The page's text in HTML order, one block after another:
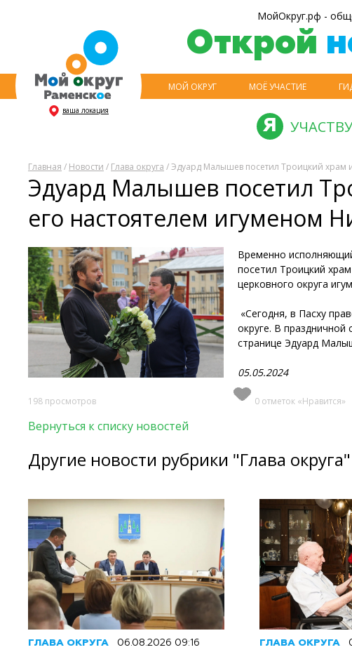
ваша локация
МойОкруг.рф -
Открой
МОЙ ОКРУГ МОЁ УЧАСТИЕ
Главная / Новости / Глава округа / Эдуард Малышев посетил Троицкий храм
Эдуард Малышев посетил
его настоятелем игуменом
Временно
посетил Троицкий
церковного округа
«Сегодня, в Пасху
округе. В праздничной
странице Эдуард
05.05.2024
198 просмотров 0 отметок «Нравится»
Вернуться к списку новостей
Другие новости рубрики "Глава округа"
ГЛАВА ОКРУГА 06.08.2026 09:16 ГЛАВА ОКРУГА